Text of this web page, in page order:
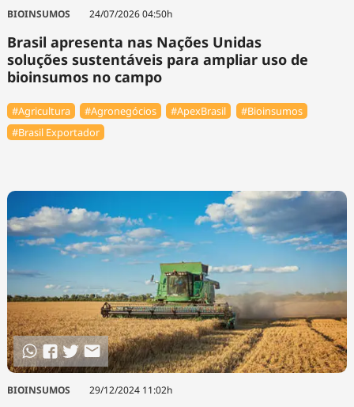
Cinema
Infraestrutura
BIOINSUMOS 24/07/2026 04:50h
Brasil apresenta nas Nações Unidas
soluções sustentáveis para ampliar uso de
bioinsumos no campo
#Agricultura #Agronegócios #ApexBrasil
#Bioinsumos
#Brasil Exportador
BIOINSUMOS 29/12/2024 11:02h